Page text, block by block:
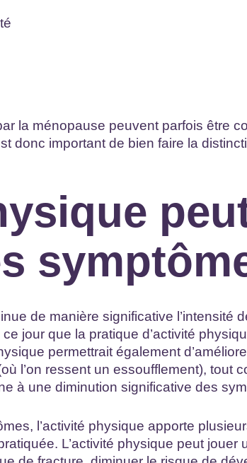
la ménopause peuvent parfois être
donc important de bien faire la
de manière significative
jour que la pratique d’activité
permettrait également
l’on ressent un essoufflement), tout
à une diminution significative des
l’activité physique apporte
L’activité physique peut